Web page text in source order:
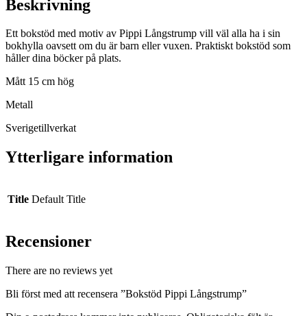
Beskrivning
Ett bokstöd med motiv av Pippi Långstrump vill väl alla ha i sin
bokhylla oavsett om du är barn eller vuxen. Praktiskt bokstöd som
håller dina böcker på plats.
Mått 15 cm hög
Metall
Sverigetillverkat
Ytterligare information
Title Default Title
Recensioner
There are no reviews yet
Bli först med att recensera ”Bokstöd Pippi Långstrump”